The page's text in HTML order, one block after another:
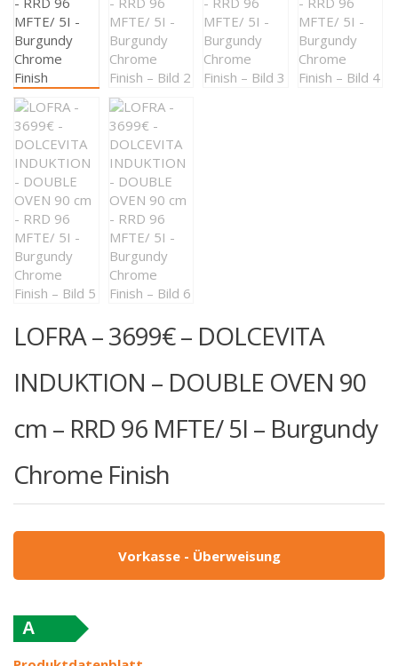
LOFRA – 3699€ – DOLCEVITA
INDUKTION – DOUBLE OVEN 90
cm – RRD 96 MFTE/ 5I – Burgundy
Chrome Finish
Vorkasse - Überweisung
A